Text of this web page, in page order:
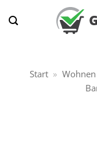
Inhalt
Start » Wohnen